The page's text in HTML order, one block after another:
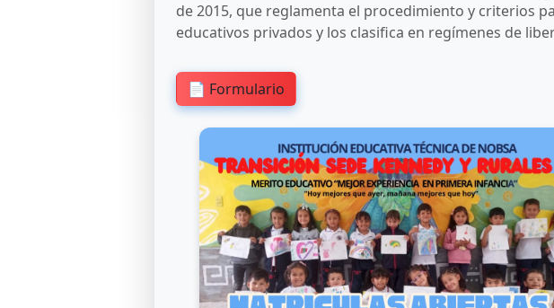
de 2015, que reglamenta el procedimiento y criterios
educativos privados y los clasifica en regímenes de
📄 Formulario